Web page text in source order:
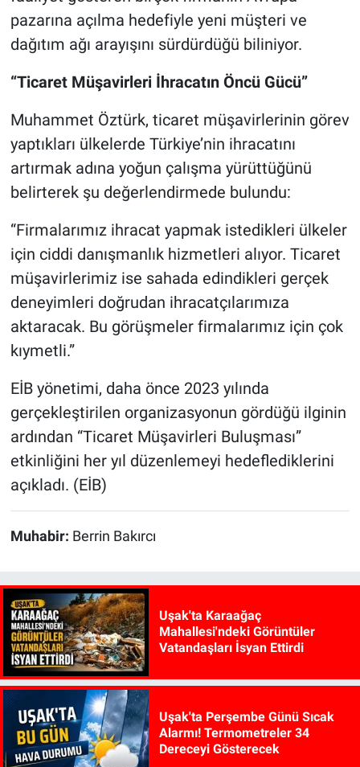
pazarına açılma hedefiyle yeni müşteri ve
dağıtım ağı arayışını sürdürdüğü biliniyor.
“Ticaret Müşavirleri İhracatın Öncü Gücü”
Muhammet Öztürk, ticaret müşavirlerinin görev
yaptıkları ülkelerde Türkiye’nin ihracatını
artırmak adına yoğun çalışma yürüttüğünü
belirterek şu değerlendirmede bulundu:
“Firmalarımız ihracat yapmak istedikleri ülkeler
için ciddi danışmanlık hizmetleri alıyor. Ticaret
müşavirlerimiz ise sahada edindikleri gerçek
deneyimleri doğrudan ihracatçılarımıza
aktaracak. Bu görüşmeler firmalarımız için çok
kıymetli.”
EİB yönetimi, daha önce 2023 yılında
gerçekleştirilen organizasyonun gördüğü ilginin
ardından “Ticaret Müşavirleri Buluşması”
etkinliğini her yıl düzenlemeyi hedeflediklerini
açıkladı. (EİB)
Muhabir: Berrin Bakırcı
Uşak'ta Karaağaç
Mahallesi'ndeki Görüntüler
Vatandaşları İsyan Ettirdi
Uşak'ta Perşembe Günü Sıcak
Alarmı! Termometreler 34
Dereceyi Gösterecek